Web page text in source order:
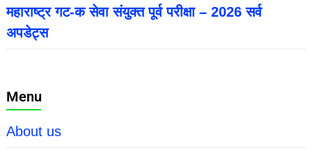
महाराष्ट्र गट-क सेवा संयुक्त पूर्व परीक्षा – 2026 सर्व
अपडेट्स
Menu
About us